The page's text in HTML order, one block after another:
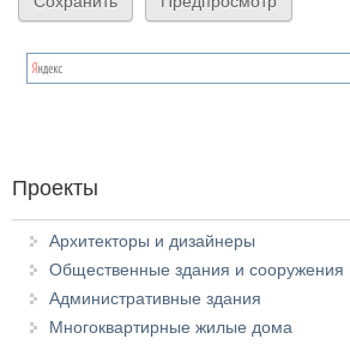
Проекты
Архитекторы и дизайнеры
Общественные здания и сооружения
Административные здания
Многоквартирные жилые дома